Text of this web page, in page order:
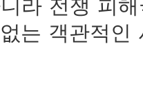
라 전쟁 피
는 객관적인